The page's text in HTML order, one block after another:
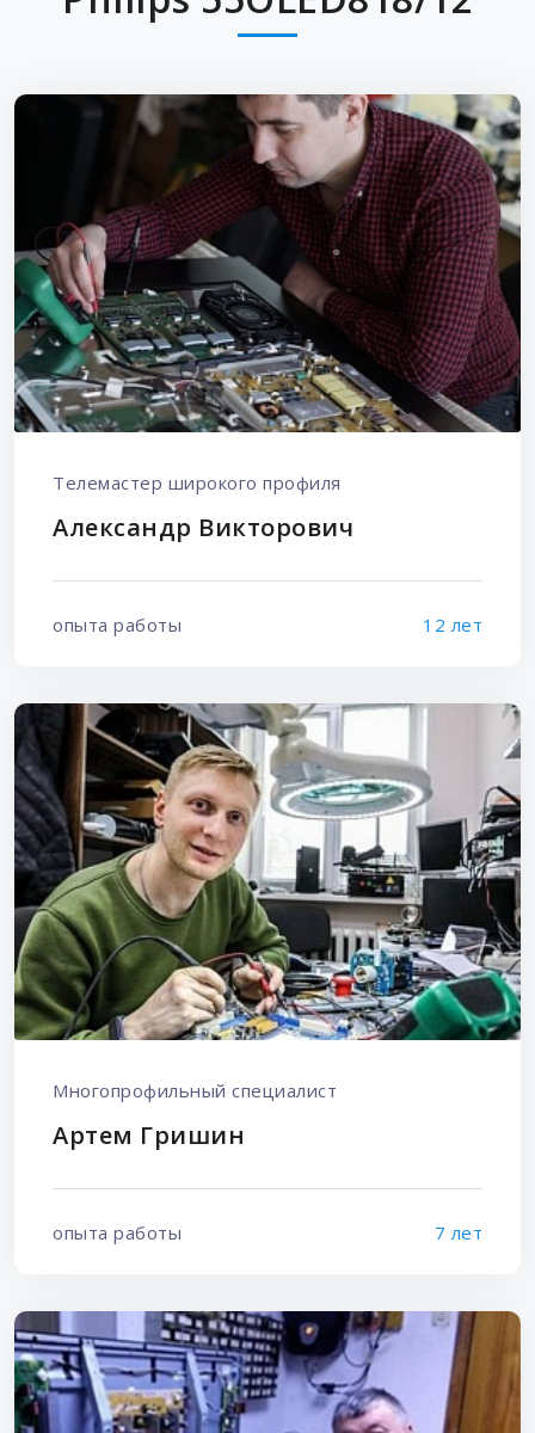
Телемастер широкого профиля
Александр Викторович
опыта работы 12 лет
Многопрофильный специалист
Артем Гришин
опыта работы 7 лет